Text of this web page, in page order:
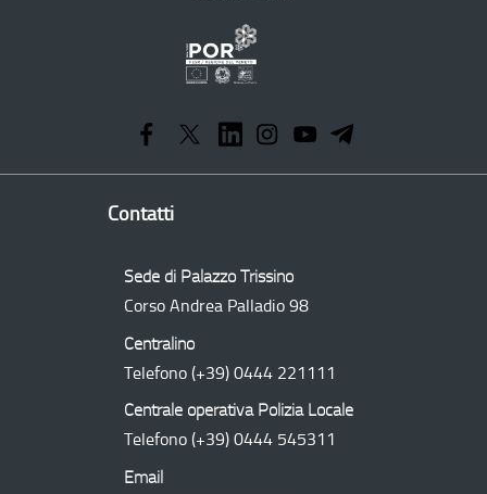
Operativo
Regionale
Contatti
Sede di Palazzo Trissino
Corso Andrea Palladio 98
Centralino
Telefono (+39) 0444 221111
Centrale operativa Polizia Locale
Telefono (+39) 0444 545311
Email